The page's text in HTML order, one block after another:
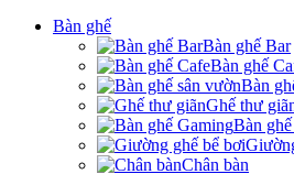
Bàn ghế
Bàn ghế Bar
Bàn ghế
Bàn
Ghế thư
Bàn
Chân bàn